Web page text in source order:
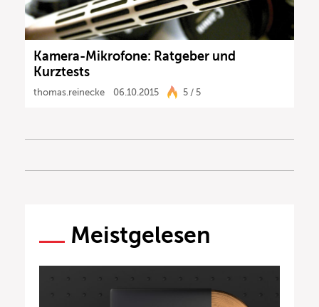
Kamera-Mikrofone: Ratgeber und
Kurztests
thomas.reinecke 06.10.2015 5 / 5
Meistgelesen